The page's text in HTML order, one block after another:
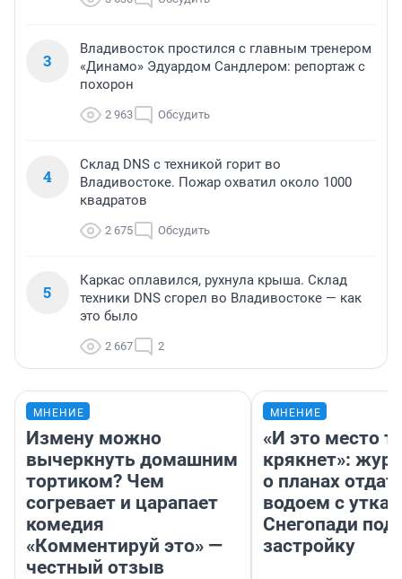
3
Владивосток простился с главным тренером
«Динамо» Эдуардом Сандлером: репортаж с
похорон
2 963 Обсудить
4
Склад DNS с техникой горит во
Владивостоке. Пожар охватил около 1000
квадратов
2 675 Обсудить
5
Каркас оплавился, рухнула крыша. Склад
техники DNS сгорел во Владивостоке — как
это было
2 667 2
МНЕНИЕ
Измену можно
вычеркнуть домашним
тортиком? Чем
согревает и царапает
комедия
«Комментируй это» —
честный отзыв
МНЕНИЕ
«И это место
крякнет»:
о планах
водоем с
Снегопади под
застройку